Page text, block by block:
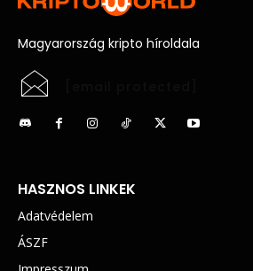
Magyarország kripto híroldala
HASZNOS LINKEK
Adatvédelem
ÁSZF